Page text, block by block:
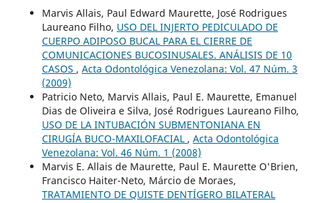
Marvis Allais, Paul Edward Maurette, José Rodrigues
Laureano Filho, USO DEL INJERTO PEDICULADO DE
CUERPO ADIPOSO BUCAL PARA EL CIERRE DE
COMUNICACIONES BUCOSINUSALES. ANÁLISIS DE 10
CASOS , Acta Odontológica Venezolana: Vol. 47 Núm. 3
(2009)
Patricio Neto, Marvis Allais, Paul E. Maurette, Emanuel
Dias de Oliveira e Silva, José Rodrigues Laureano Filho,
USO DE LA INTUBACIÓN SUBMENTONIANA EN
CIRUGÍA BUCO-MAXILOFACIAL , Acta Odontológica
Venezolana: Vol. 46 Núm. 1 (2008)
Marvis E. Allais de Maurette, Paul E. Maurette O'Brien,
Francisco Haiter-Neto, Márcio de Moraes,
TRATAMIENTO DE QUISTE DENTÍGERO BILATERAL